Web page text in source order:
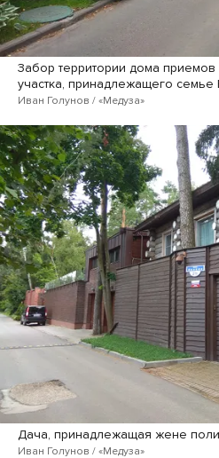
Забор территории дома
участка, принадлежащего семье
Иван Голунов / «Медуза»
Дача, принадлежащая жене
Иван Голунов / «Медуза»